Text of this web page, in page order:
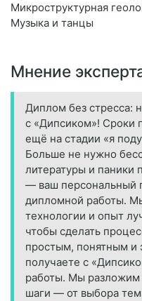
Микроструктурная
Музыка и танцы
Мнение
Диплом без стресса:
с «Дипсиком»! Сроки
ещё на стадии «я
Больше не нужно
литературы и паники
— ваш персональный
дипломной работы.
технологии и опыт
чтобы сделать
простым, понятным и
получаете с
работы. Мы разложим
шаги — от выбора